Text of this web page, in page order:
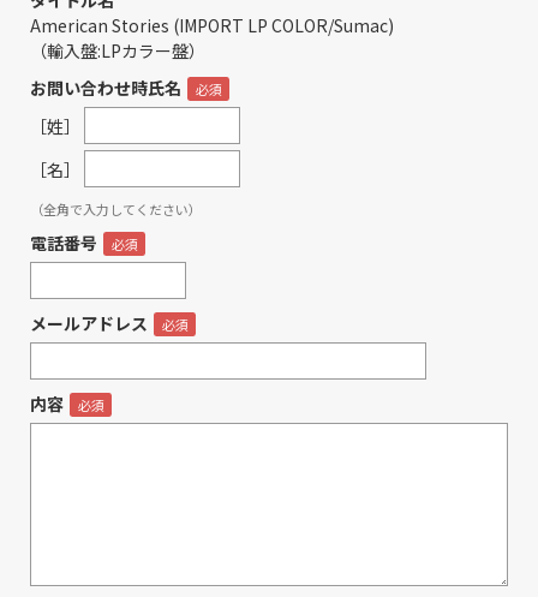
American Stories (IMPORT LP COLOR/Sumac)
（輸入盤:LPカラー盤）
お問い合わせ時氏名
［姓］
［名］
（全角で入力してください）
電話番号
メールアドレス
内容